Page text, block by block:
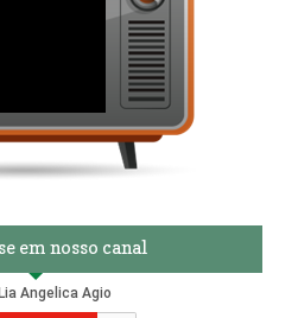
em nosso canal